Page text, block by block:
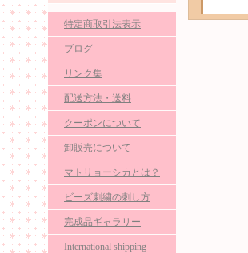
特定商取引法表示
ブログ
リンク集
配送方法・送料
クーポンについて
卸販売について
マトリョーシカとは？
ビーズ刺繍の刺し方
完成品ギャラリー
International shipping